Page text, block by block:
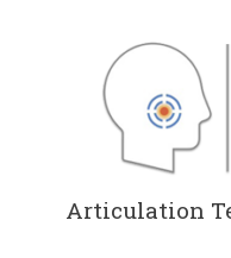
Articulation